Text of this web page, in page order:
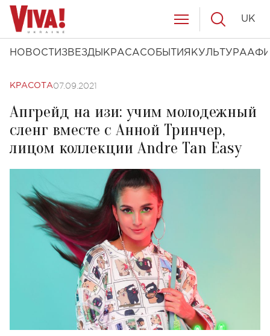
НОВОСТИ ЗВЕЗДЫ КРАСАСОБЫТИЯ КУЛЬТУРА
UK
КРАСОТА07.09.2021
Апгрейд на изи: учим молодежный
сленг вместе с Анной Тринчер,
лицом коллекции Andre Tan Easy